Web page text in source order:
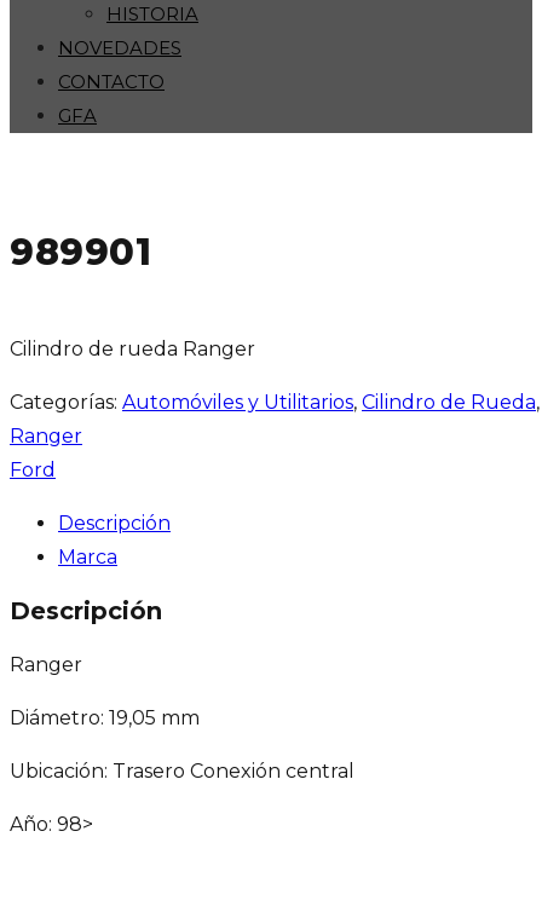
HISTORIA
NOVEDADES
CONTACTO
GFA
989901
Cilindro de rueda Ranger
Categorías: Automóviles y Utilitarios, Cilindro de Rueda
Ranger
Ford
Descripción
Marca
Descripción
Ranger
Diámetro: 19,05 mm
Ubicación: Trasero Conexión central
Año: 98>